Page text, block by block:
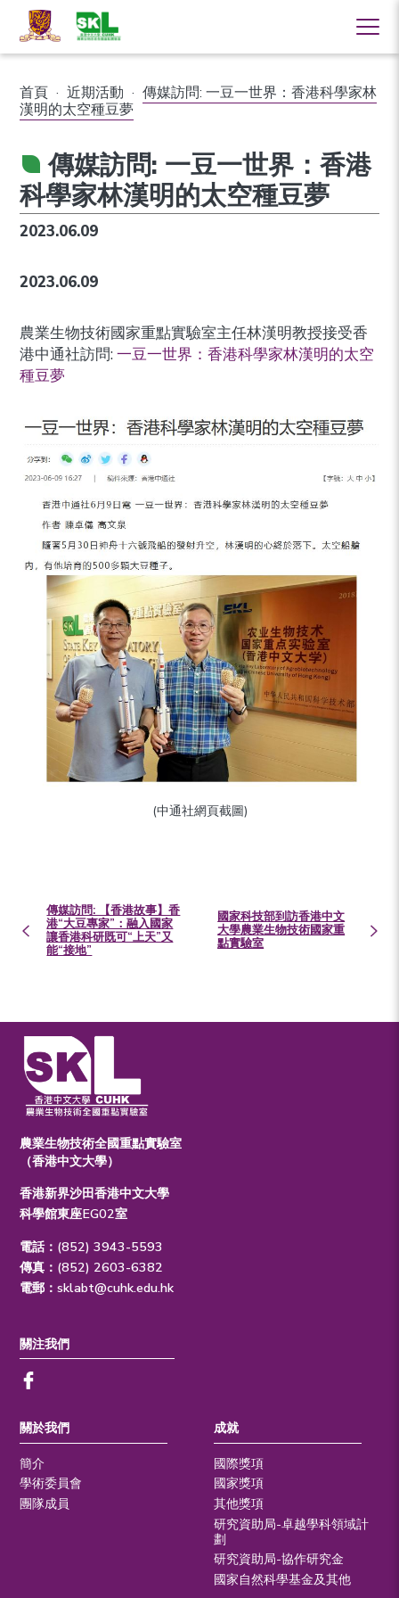
首頁 · 近期活動 · 傳媒訪問: 一豆一世界：香港科學家林
漢明的太空種豆夢
傳媒訪問: 一豆一世界：香港
科學家林漢明的太空種豆夢
2023.06.09
2023.06.09
農業生物技術國家重點實驗室主任林漢明教授接受香
港中通社訪問:一豆一世界：香港科學家林漢明的太空
種豆夢
(中通社網頁截圖)
傳媒訪問: 【香港故事】香
港“大豆專家”：融入國家
讓香港科研既可“上天”又
能“接地”
國家科技部到訪香港中文
大學農業生物技術國家重
點實驗室
農業生物技術全國重點實驗室
（香港中文大學）
香港新界沙田香港中文大學
科學館東座EG02室
電話：(852) 3943-5593
傳真：(852) 2603-6382
電郵：sklabt@cuhk.edu.hk
關於我們
簡介
學術委員會
團隊成員
成就
國際獎項
國家獎項
其他獎項
研究資助局-卓越學科領域計
劃
研究資助局-協作研究金
國家自然科學基金及其他
關注我們